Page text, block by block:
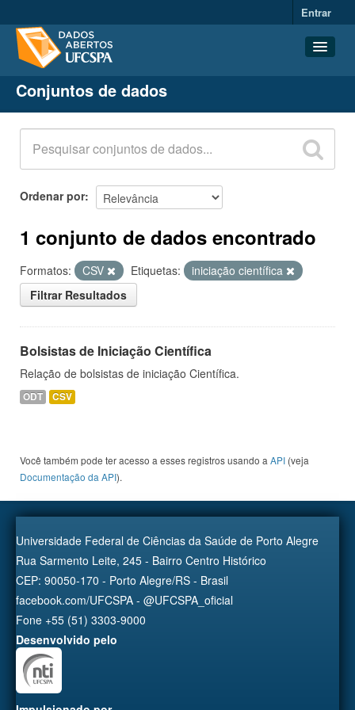
Entrar
Conjuntos de dados
Organizações
Grupos
Sobre
Conjuntos de dados
Ordenar por
1 conjunto de dados encontrado
Formatos: CSV Etiquetas:
iniciação científica
Filtrar Resultados
Bolsistas de Iniciação Científica
Relação de bolsistas de iniciação Científica.
ODT CSV
Você também pode ter acesso a esses registros usando a API (veja
Documentação da API).
Universidade Federal de Ciências da Saúde de Porto Alegre
Rua Sarmento Leite, 245 - Bairro Centro Histórico
CEP: 90050-170 - Porto Alegre/RS - Brasil
facebook.com/UFCSPA - @UFCSPA_oficial
Fone +55 (51) 3303-9000
Desenvolvido pelo